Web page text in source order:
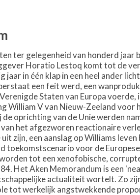
ter gelegenheid van honderd jaar
Horatio Lestoq komt tot de
jaar in één klap in een heel ander
een feit werd, een
Staten van Europa
William V van Nieuw-Zeeland
oprichting van de Unie werden
het afgezworen reactionaire
zijn, een aanslag op Williams
toekomstscenario voor de
tot een xenofobische,
Het Aken Memorandum is een
actualiteit wortelt. Zo
tot werkelijk angstwekkende